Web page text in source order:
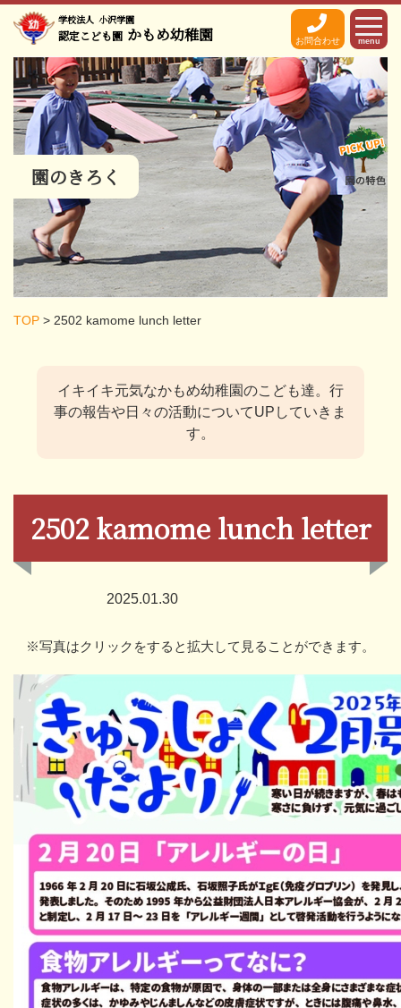
学校法人 小沢学園
認定こども園 かもめ幼稚園 お問合わせ menu
園のきろく
TOP > 2502 kamome lunch letter
イキイキ元気なかもめ幼稚園のこども達。 行
事の報告や日々の活動についてUPしていきま
す。
2502 kamome lunch letter
2025.01.30
※写真はクリックをすると拡大して見ることができます。